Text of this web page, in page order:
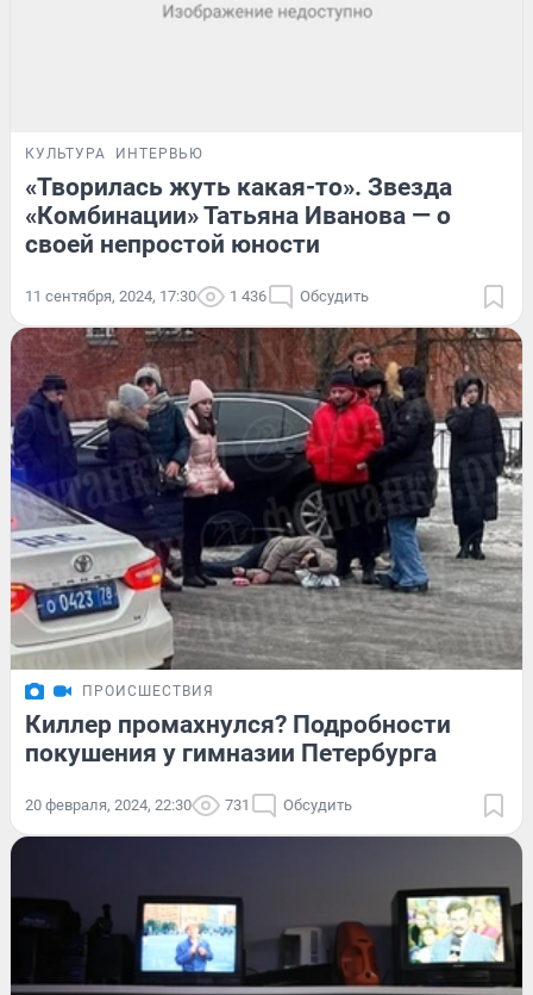
КУЛЬТУРА ИНТЕРВЬЮ
«Творилась жуть какая-то». Звезда
«Комбинации» Татьяна Иванова — о
своей непростой юности
11 сентября, 2024, 17:30 1 436 Обсудить
ПРОИСШЕСТВИЯ
Киллер промахнулся? Подробности
покушения у гимназии Петербурга
20 февраля, 2024, 22:30 731 Обсудить